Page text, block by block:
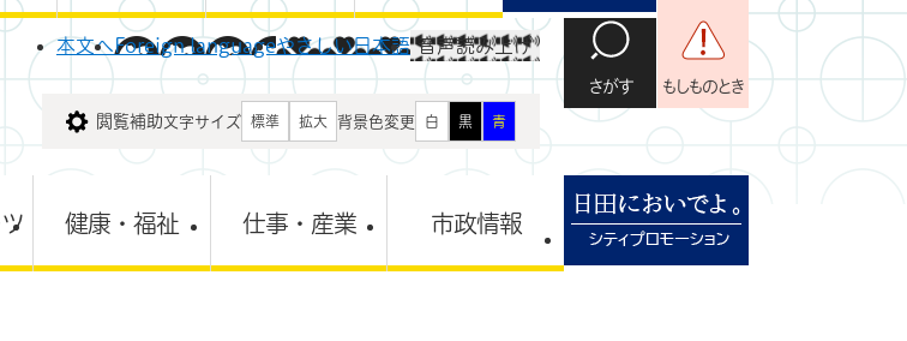
メニューを飛ばして本文へ
本文へForeign languageやさしい日本語 音声読み上げ
閲覧補助文字サイズ 標準 拡大 背景色変更 白 黒 青
さがす もしものとき
健康・福祉 仕事・産業 市政情報